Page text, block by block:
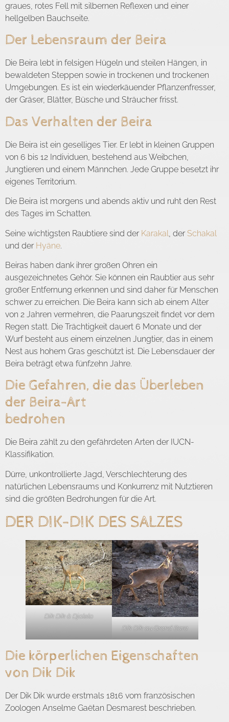
graues, rotes Fell mit silbernen Reflexen und einer
hellgelben Bauchseite.
Der Lebensraum der Beira
Die Beira lebt in felsigen Hügeln und steilen Hängen, in
bewaldeten Steppen sowie in trockenen und trockenen
Umgebungen. Es ist ein wiederkäuender Pflanzenfresser,
der Gräser, Blätter, Büsche und Sträucher frisst.
Das Verhalten der Beira
Die Beira ist ein geselliges Tier. Er lebt in kleinen Gruppen
von 6 bis 12 Individuen, bestehend aus Weibchen,
Jungtieren und einem Männchen. Jede Gruppe besetzt ihr
eigenes Territorium.
Die Beira ist morgens und abends aktiv und ruht den Rest
des Tages im Schatten.
Seine wichtigsten Raubtiere sind der Karakal , derSchakal
und der Hyäne.
Beiras haben dank ihrer großen Ohren ein
ausgezeichnetes Gehör. Sie können ein Raubtier aus sehr
großer Entfernung erkennen und sind daher für Menschen
schwer zu erreichen. Die Beira kann sich ab einem Alter
von 2 Jahren vermehren, die Paarungszeit findet vor dem
Regen statt. Die Trächtigkeit dauert 6 Monate und der
Wurf besteht aus einem einzelnen Jungtier, das in einem
Nest aus hohem Gras geschützt ist. Die Lebensdauer der
Beira beträgt etwa fünfzehn Jahre.
Die Gefahren, die das Überleben
der Beira-Art
bedrohen
Die Beira zählt zu den gefährdeten Arten der IUCN-
Klassifikation.
Dürre, unkontrollierte Jagd, Verschlechterung des
natürlichen Lebensraums und Konkurrenz mit Nutztieren
sind die größten Bedrohungen für die Art.
DER DIK-DIK DES SALZES
Dik Dik à Djalelo
Dik Dik au Grand Bara
Die körperlichen Eigenschaften
von Dik Dik
Der Dik Dik wurde erstmals 1816 vom französischen
Zoologen Anselme Gaëtan Desmarest beschrieben.